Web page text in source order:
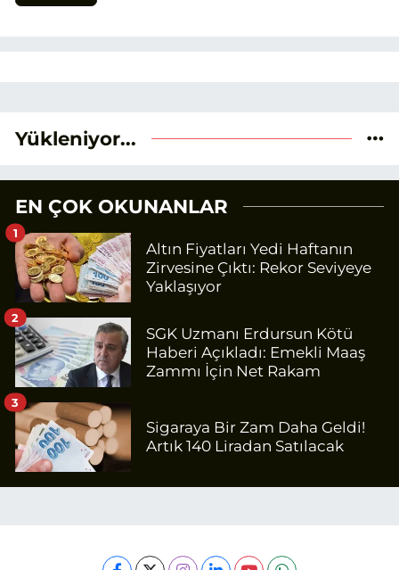
Yükleniyor...
EN ÇOK OKUNANLAR
Altın Fiyatları Yedi Haftanın
Zirvesine Çıktı: Rekor Seviyeye
Yaklaşıyor
1
SGK Uzmanı Erdursun Kötü
Haberi Açıkladı: Emekli Maaş
Zammı İçin Net Rakam
2
Sigaraya Bir Zam Daha Geldi!
Artık 140 Liradan Satılacak
3